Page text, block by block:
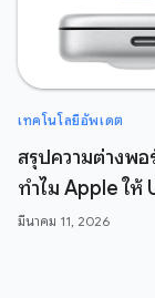
เทคโนโลยีอัพเดต
สรุปความต่างพ
ทำไม Apple ให้
มีนาคม 11, 2026